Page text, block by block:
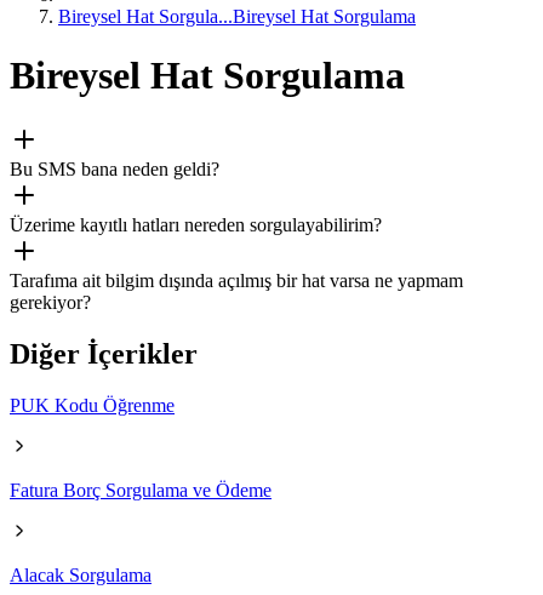
Bireysel Hat Sorgula...Bireysel Hat Sorgulama
Bireysel Hat Sorgulama
Bu SMS bana neden geldi?
Üzerime kayıtlı hatları nereden sorgulayabilirim?
Tarafıma ait bilgim dışında açılmış bir hat varsa ne yapmam
gerekiyor?
Diğer İçerikler
PUK Kodu Öğrenme
Fatura Borç Sorgulama ve Ödeme
Alacak Sorgulama